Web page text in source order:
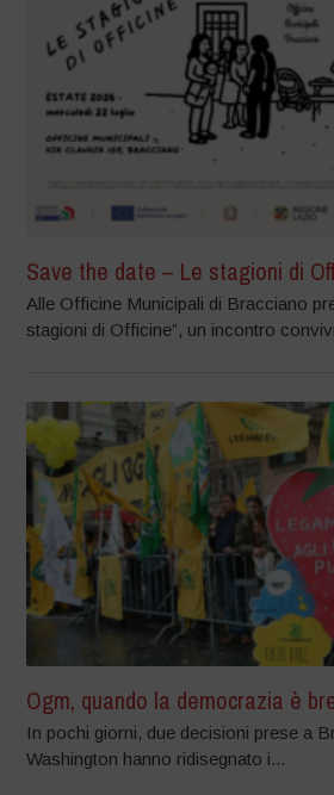
Save the date – Le stagioni di
Alle Officine Municipali di Bracciano
stagioni di Officine”, un incontro
Ogm, quando la democrazia è
In pochi giorni, due decisioni prese a
Washington hanno ridisegnato i...